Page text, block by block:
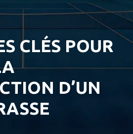
CLÉS POUR
D’UN